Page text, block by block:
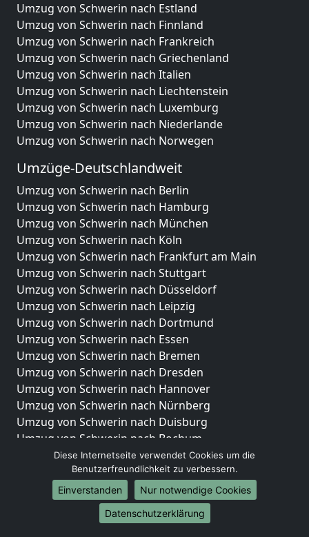
Umzug von Schwerin nach Estland
Umzug von Schwerin nach Finnland
Umzug von Schwerin nach Frankreich
Umzug von Schwerin nach Griechenland
Umzug von Schwerin nach Italien
Umzug von Schwerin nach Liechtenstein
Umzug von Schwerin nach Luxemburg
Umzug von Schwerin nach Niederlande
Umzug von Schwerin nach Norwegen
Umzüge-Deutschlandweit
Umzug von Schwerin nach Berlin
Umzug von Schwerin nach Hamburg
Umzug von Schwerin nach München
Umzug von Schwerin nach Köln
Umzug von Schwerin nach Frankfurt am Main
Umzug von Schwerin nach Stuttgart
Umzug von Schwerin nach Düsseldorf
Umzug von Schwerin nach Leipzig
Umzug von Schwerin nach Dortmund
Umzug von Schwerin nach Essen
Umzug von Schwerin nach Bremen
Umzug von Schwerin nach Dresden
Umzug von Schwerin nach Hannover
Umzug von Schwerin nach Nürnberg
Umzug von Schwerin nach Duisburg
Umzug von Schwerin nach Bochum
Umzug von Schwerin nach Wuppertal
Umzug von Schwerin nach Bielefeld
Umzug von Schwerin nach Bonn
Umzug von Schwerin nach Münster
Diese Internetseite verwendet Cookies um die
Benutzerfreundlichkeit zu verbessern.
Einverstanden
Nur notwendige Cookies
Datenschutzerklärung